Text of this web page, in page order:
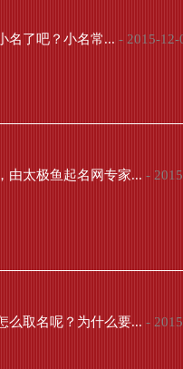
名了吧？小名常... - 2015-12-
由太极鱼起名网专家... -
么取名呢？为什么要... -